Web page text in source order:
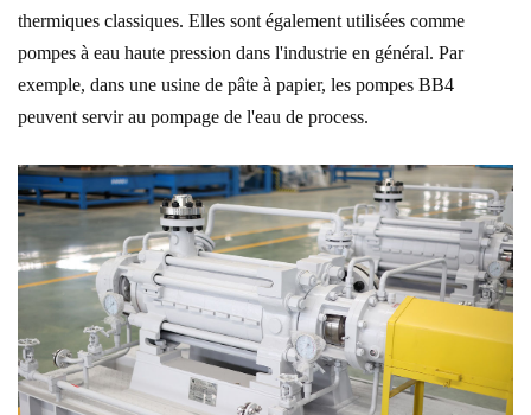
thermiques classiques. Elles sont également utilisées comme
pompes à eau haute pression dans l'industrie en général. Par
exemple, dans une usine de pâte à papier, les pompes BB4
peuvent servir au pompage de l'eau de process.